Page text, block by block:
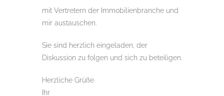
mit Vertretern der Immobilienbranche und
mir austauschen.
Sie sind herzlich eingeladen, der
Diskussion zu folgen und sich zu beteiligen.
Herzliche Grüße
Ihr